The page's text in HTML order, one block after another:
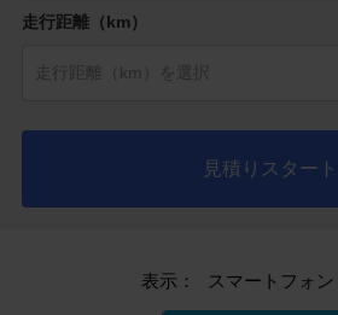
走行距離（km）
見積りスタート
表示： スマートフォン